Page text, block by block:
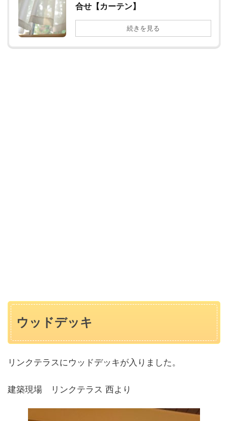
合せ【カーテン】
続きを見る
ウッドデッキ
リンクテラスにウッドデッキが入りました。
建築現場 リンクテラス 西より